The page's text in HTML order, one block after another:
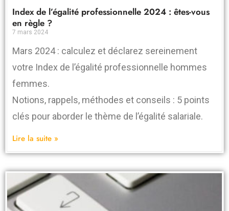
Index de l’égalité professionnelle 2024 : êtes-vous
en règle ?
7 mars 2024
Mars 2024 : calculez et déclarez sereinement
votre Index de l’égalité professionnelle hommes
femmes.
Notions, rappels, méthodes et conseils : 5 points
clés pour aborder le thème de l’égalité salariale.
Lire la suite »